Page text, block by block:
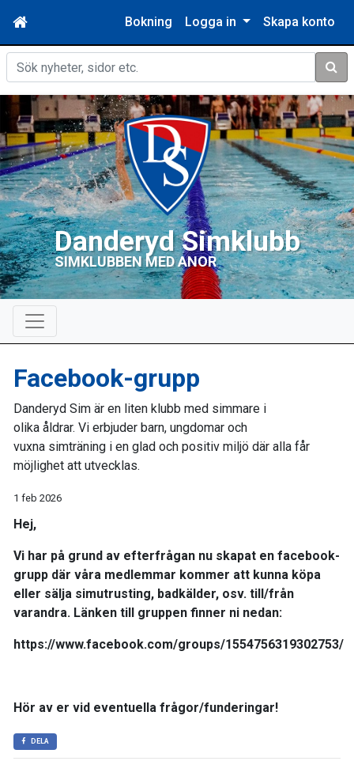
Bokning Logga in Skapa konto
Sök
Danderyd Simklubb
SIMKLUBBEN MED ANOR
Facebook-grupp
Danderyd Sim är en liten klubb med simmare i
olika åldrar. Vi erbjuder barn, ungdomar och
vuxna simträning i en glad och positiv miljö där alla får
möjlighet att utvecklas.
1 feb 2026
Hej,
Vi har på grund av efterfrågan nu skapat en facebook-
grupp där våra medlemmar kommer att kunna köpa
eller sälja simutrusting, badkälder, osv. till/från
varandra. Länken till gruppen finner ni nedan:
https://www.facebook.com/groups/1554756319302753/
Hör av er vid eventuella frågor/funderingar!
DELA